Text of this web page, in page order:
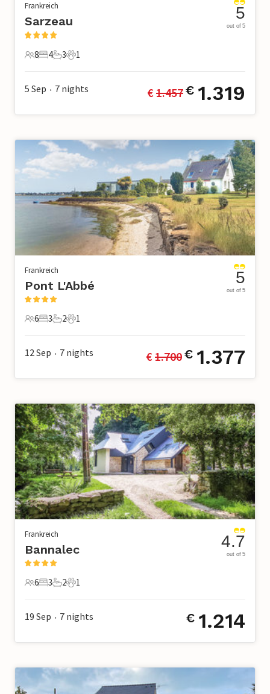
Frankreich
Sarzeau
8 Gäste
8
4 Schlafzimmer
4
3 Badezimmer
3
1 Haustier
1
5
out of 5
5 Sep • 7 nights € 1.457€ 1.319
Frankreich
Pont L'Abbé
6 Gäste
6
3 Schlafzimmer
3
2 Badezimmer
2
1 Haustier
1
5
out of 5
12 Sep • 7 nights € 1.700€ 1.377
Frankreich
Bannalec
6 Gäste
6
3 Schlafzimmer
3
2 Badezimmer
2
1 Haustier
1
4.7
out of 5
19 Sep • 7 nights € 1.214